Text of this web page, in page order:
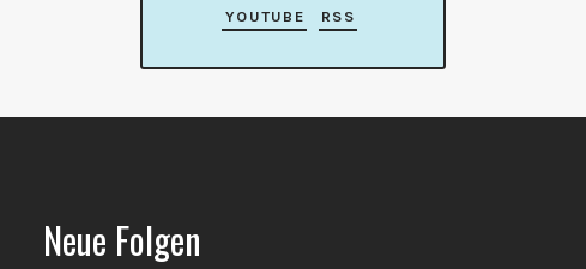
YOUTUBE RSS
Neue Folgen